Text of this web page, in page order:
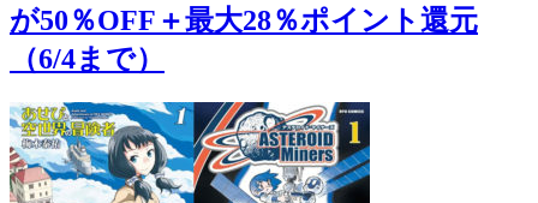
が50％OFF＋最大28％ポイント還元
（6/4まで）